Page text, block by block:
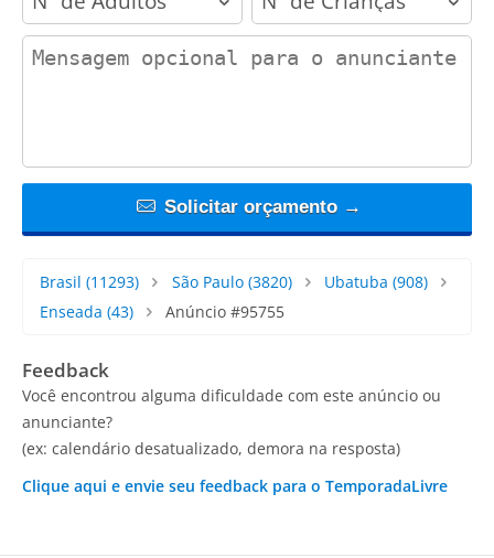
contact_message
Solicitar orçamento →
Brasil (11293) São Paulo(3820) Ubatuba (908)
Enseada (43) Anúncio #95755
Feedback
Você encontrou alguma dificuldade com este anúncio ou
anunciante?
(ex: calendário desatualizado, demora na resposta)
Clique aqui e envie seu feedback para o TemporadaLivre